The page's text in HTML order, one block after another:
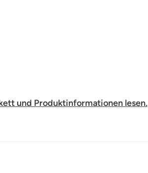
und Produktinformationen lesen.